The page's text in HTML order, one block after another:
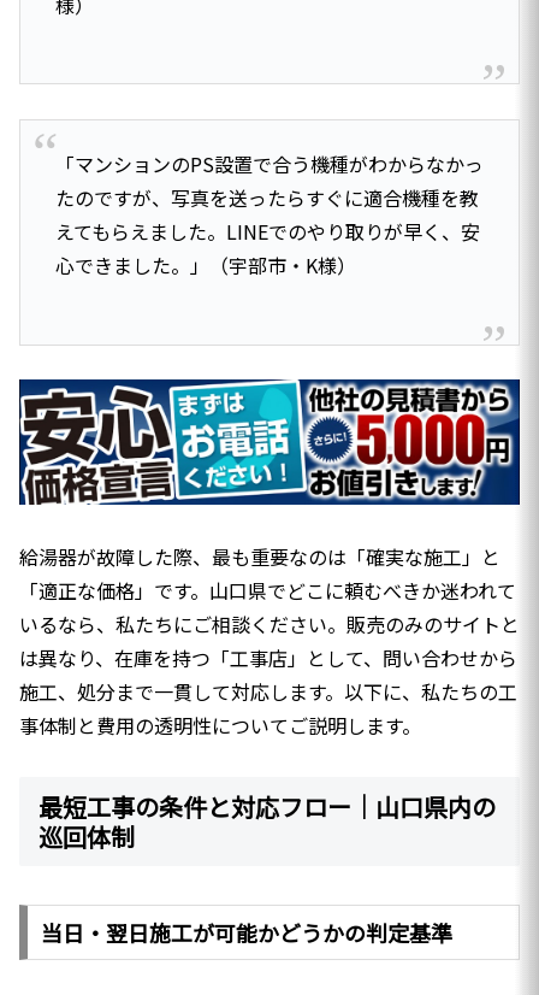
「マンションのPS設置で合う機種がわからなかっ
たのですが、写真を送ったらすぐに適合機種を教
えてもらえました。LINEでのやり取りが早く、安
心できました。」（宇部市・K様）
給湯器が故障した際、最も重要なのは「確実な施工」と
「適正な価格」です。山口県でどこに頼むべきか迷われて
いるなら、私たちにご相談ください。販売のみのサイトと
は異なり、在庫を持つ「工事店」として、問い合わせから
施工、処分まで一貫して対応します。以下に、私たちの工
事体制と費用の透明性についてご説明します。
最短工事の条件と対応フロー｜山口県内の
巡回体制
当日・翌日施工が可能かどうかの判定基準